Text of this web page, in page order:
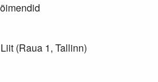
(Raua 1, Tallinn)